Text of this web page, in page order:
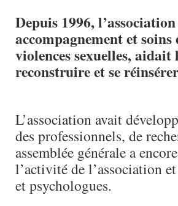
Depuis 1996,
accompagnement et
violences sexuelles,
reconstruire et se
L’association avait
des professionnels, de
assemblée générale a
l’activité de l’association
et psychologues.